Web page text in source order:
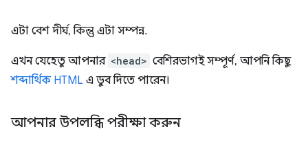
এটা বেশ দীর্ঘ, কিন্তু এটা সম্পন্ন.
এখন যেহেতু আপনার <head> বেশিরভাগই সম্পূর্ণ, আপনি কিছু
শব্দার্থিক HTML এ ডুব দিতে পারেন।
আপনার উপলব্ধি পরীক্ষা করুন